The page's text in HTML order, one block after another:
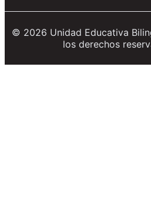
© 2026 Unidad Educativa
los derechos